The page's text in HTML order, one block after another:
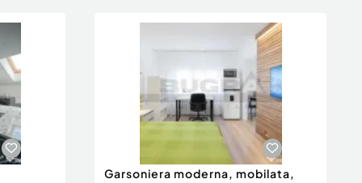
Garsoniera moderna, mobilata,